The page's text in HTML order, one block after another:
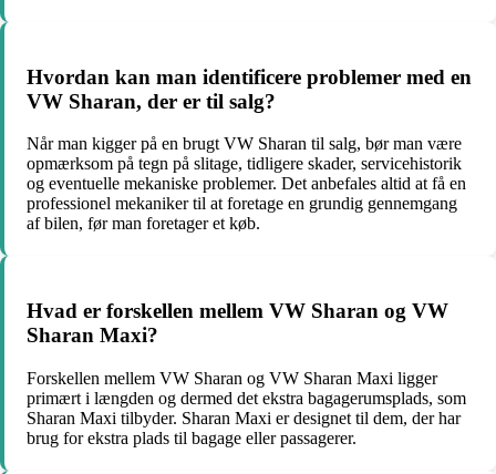
Hvordan kan man identificere problemer med en
VW Sharan, der er til salg?
Når man kigger på en brugt VW Sharan til salg, bør man være
opmærksom på tegn på slitage, tidligere skader, servicehistorik
og eventuelle mekaniske problemer. Det anbefales altid at få en
professionel mekaniker til at foretage en grundig gennemgang
af bilen, før man foretager et køb.
Hvad er forskellen mellem VW Sharan og VW
Sharan Maxi?
Forskellen mellem VW Sharan og VW Sharan Maxi ligger
primært i længden og dermed det ekstra bagagerumsplads, som
Sharan Maxi tilbyder. Sharan Maxi er designet til dem, der har
brug for ekstra plads til bagage eller passagerer.